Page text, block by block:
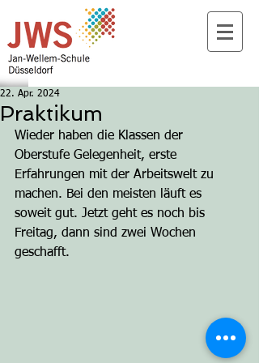
Praktikum
22. Apr. 2024
Wieder haben die Klassen der
Oberstufe Gelegenheit, erste
Erfahrungen mit der Arbeitswelt zu
machen. Bei den meisten läuft es
soweit gut. Jetzt geht es noch bis
Freitag, dann sind zwei Wochen
geschafft.